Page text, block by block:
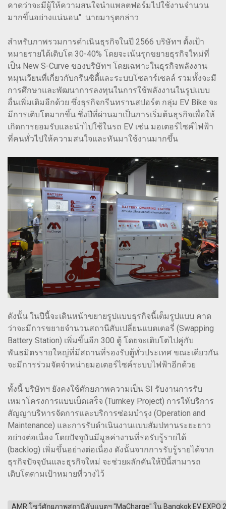
คาดว่าจะมีผู้ให้ความสนใจนำแพลตฟอร์มไปใช้งานจำนวน
มากขึ้นอย่างแน่นอน" นายมารุตกล่าว
สำหรับภาพรวมการดำเนินธุรกิจในปี 2566 บริษัทฯ ตั้งเป้า
หมายรายได้เติบโต 30-40% โดยจะเน้นรุกขยายธุรกิจใหม่ที่
เป็น New S-Curve ของบริษัทฯ โดยเฉพาะในธุรกิจพลังงาน
หมุนเวียนที่เกี่ยวกับกรีนซิตี้และระบบโซลาร์เซลล์ รวมทั้งจะมี
การศึกษาและพัฒนาการลงทุนในการใช้พลังงานในรูปแบบ
อื่นเพิ่มเติมอีกด้วย ซึ่งธุรกิจกรีนทรานสปอร์ต กลุ่ม EV Bike จะ
มีการเติบโตมากขึ้น ซึ่งปีที่ผ่านมาเป็นการเริ่มต้นธุรกิจเพื่อให้
เกิดการยอมรับและนำไปใช้ในรถ EV เช่น มอเตอร์ไซค์ไฟฟ้า
ที่คนทั่วไปให้ความสนใจและหันมาใช้งานมากขึ้น
ดังนั้น ในปีนี้จะเดินหน้าขยายรูปแบบธุรกิจนี้เต็มรูปแบบ คาด
ว่าจะมีการขยายจำนวนสถานีสับเปลี่ยนแบตเตอรี่ (Swapping
Battery Station) เพิ่มขึ้นอีก 300 ตู้ โดยจะเติบโตไปคู่กับ
พันธมิตรรายใหญ่ที่มีสถานที่รองรับตู้ทั่วประเทศ ขณะเดียวกัน
จะมีการร่วมจัดจำหน่ายมอเตอร์ไซค์ระบบไฟฟ้าอีกด้วย
ทั้งนี้ บริษัทฯ ยังคงใช้ศักยภาพความเป็น SI รับงานการรับ
เหมาโครงการแบบเบ็ดเสร็จ (Turnkey Project) การให้บริการ
สัญญาบริหารจัดการและบริการซ่อมบำรุง (Operation and
Maintenance) และการรับดำเนินงานแบบสัมปทานระยะยาว
อย่างต่อเนื่อง โดยปัจจุบันมีมูลค่างานที่รอรับรู้รายได้
(backlog) เพิ่มขึ้นอย่างต่อเนื่อง ดังนั้นจากการรับรู้รายได้จาก
ธุรกิจปัจจุบันและธุรกิจใหม่ จะช่วยผลักดันให้ปีนี้สามารถ
เติบโตตามเป้าหมายที่วางไว้
AMR โชว์ศักยภาพสถานีลับแบตฯ "MaCharge" ใน Bangkok EV